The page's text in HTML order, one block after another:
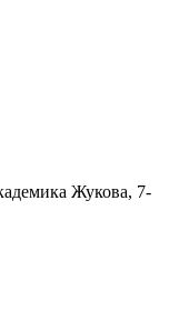
Жукова, 7-